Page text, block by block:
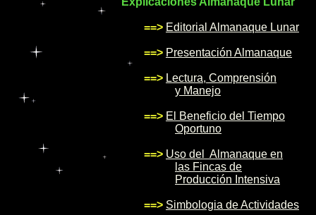
==> Editorial Almanaque Lunar
==> Presentación Almanaque
==> Lectura, Comprensión
y Manejo
==> El Beneficio del Tiempo
Oportuno
==> Uso del Almanaque en
las Fincas de
Producción Intensiva
==> Simbologia de Actividades